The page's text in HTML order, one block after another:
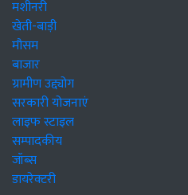
मशीनरी
खेती-बाड़ी
मौसम
बाजार
ग्रामीण उद्द्योग
सरकारी योजनाएं
लाइफ स्टाइल
सम्पादकीय
जॉब्स
डायरेक्टरी